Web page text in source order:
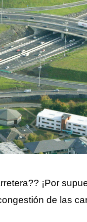
¡Por
de las